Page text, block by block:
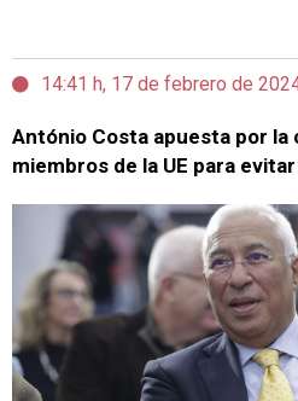
14:41 h, 17 de febrero de
António Costa apuesta por
miembros de la UE para